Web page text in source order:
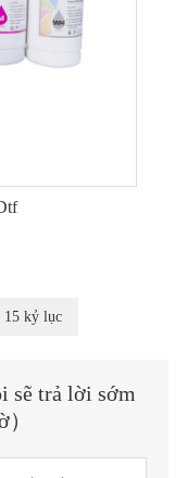
15 kỷ lục
sẽ trả lời sớm